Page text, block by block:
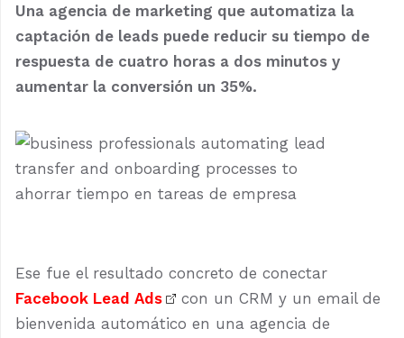
Una agencia de marketing que automatiza la
captación de leads puede reducir su tiempo de
respuesta de cuatro horas a dos minutos y
aumentar la conversión un 35%.
Ese fue el resultado concreto de conectar
Facebook Lead Ads
con un CRM y un email de
bienvenida automático en una agencia de